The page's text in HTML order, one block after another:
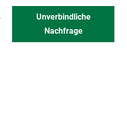
Unverbindliche
Nachfrage